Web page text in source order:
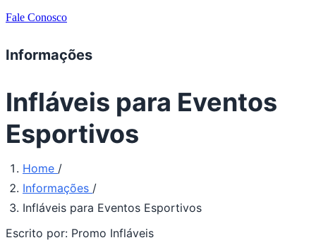
Fale Conosco
Informações
Infláveis para Eventos
Esportivos
Home /
Informações /
Infláveis para Eventos Esportivos
Escrito por: Promo Infláveis